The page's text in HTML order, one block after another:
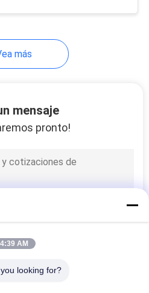
de la
más
mensaje
pronto!
4:39 AM
looking for?